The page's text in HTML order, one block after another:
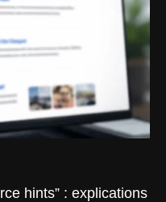
hints” : explications